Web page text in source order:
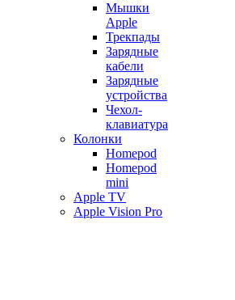
Мышки
Apple
Трекпады
Зарядные
кабели
Зарядные
устройства
Чехол-
клавиатура
Колонки
Homepod
Homepod
mini
Apple TV
Apple Vision Pro